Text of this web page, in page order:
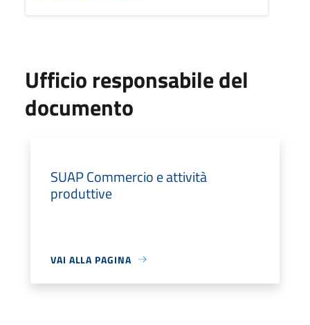
Ufficio responsabile del
documento
SUAP Commercio e attività
produttive
VAI ALLA PAGINA